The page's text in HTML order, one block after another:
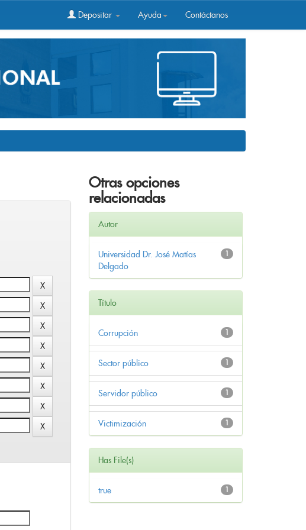
Depositar Ayuda Contáctanos
Otras opciones
relacionadas
Autor
1
Universidad Dr. José Matías
Delgado
Título
1
Corrupción
1
Sector público
1
Servidor público
1
Victimización
Has File(s)
1
true